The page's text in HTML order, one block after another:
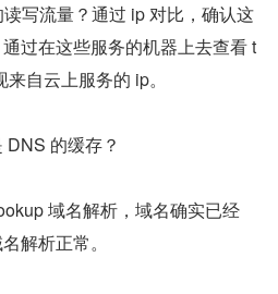
写流量？通过 ip 对比，确认这
过在这些服务的机器上去查看 t
自云上服务的 ip。
的缓存？
域名解析，域名确实已经
解析正常。